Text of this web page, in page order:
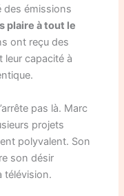
des émissions
plaire à tout le
ont reçu des
leur capacité à
pas là. Marc
projets
polyvalent. Son
son désir
télévision.